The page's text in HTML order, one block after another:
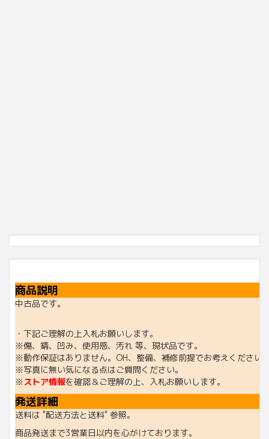
商品説明
中古品です。
・下記ご理解の上入札お願いします。
※傷、錆、凹み、使用感、汚れ 等、現状品です。
※動作保証はありません。OH、整備、補修前提でお考えください
※写真に無い気になる点はご質問ください。
※ストア情報を確認＆ご理解の上、入札お願いします。
発送詳細
送料は "配送方法と送料" 参照。
商品発送まで3営業日以内を心がけております。